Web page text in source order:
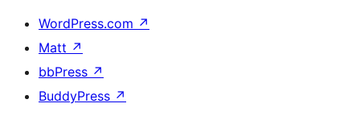
WordPress.com ↗
Matt ↗
bbPress ↗
BuddyPress ↗